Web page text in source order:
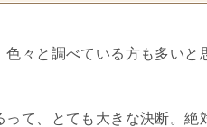
々と調べている方も多いと
って、とても大きな決断。